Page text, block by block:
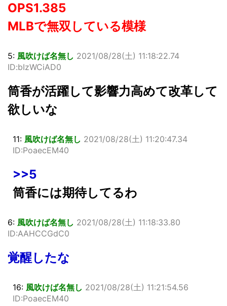
OPS1.385
MLBで無双している模様
5: 風吹けば名無し 2021/08/28(土) 11:18:22.74
ID:bIzWCiAD0
筒香が活躍して影響力高めて改革して
欲しいな
11: 風吹けば名無し 2021/08/28(土) 11:20:47.34
ID:PoaecEM40
>>5
筒香には期待してるわ
6: 風吹けば名無し 2021/08/28(土) 11:18:33.80
ID:AAHCCGdC0
覚醒したな
16: 風吹けば名無し 2021/08/28(土) 11:21:54.56
ID:PoaecEM40